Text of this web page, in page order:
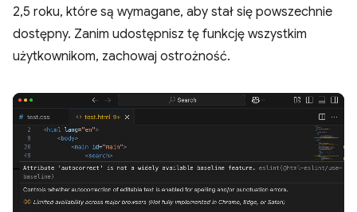
2,5 roku, które są wymagane, aby stał się powszechnie
dostępny. Zanim udostępnisz tę funkcję wszystkim
użytkownikom, zachowaj ostrożność.